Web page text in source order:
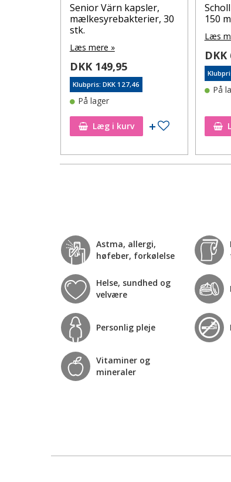
Tilføj til ønskeseddel
Senior Värn kapsler,
mælkesyrebakterier, 30
stk.
Læs mere »
DKK 149,95
Klubpris: DKK 127,46
På lager
Læg i kurv Tilføj til
150
Læs
DKK
På
Astma, allergi,
høfeber, forkølelse
Helse, sundhed og
velvære
Personlig pleje
Vitaminer og
mineraler